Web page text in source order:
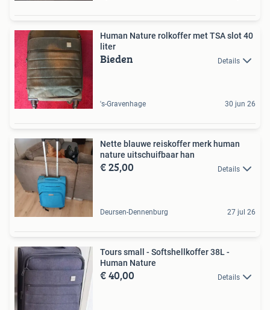
Human Nature rolkoffer met TSA slot 40
liter
Bieden Details
's-Gravenhage 30 jun 26
Nette blauwe reiskoffer merk human
nature uitschuifbaar han
€ 25,00 Details
Deursen-Dennenburg 27 jul 26
Tours small - Softshellkoffer 38L -
Human Nature
€ 40,00 Details